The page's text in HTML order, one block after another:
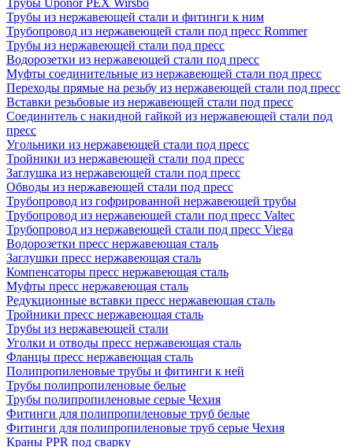
Трубы из нержавеющей стали и фитинги к ним
Трубопровод из нержавеющей стали под пресс Rommer
Трубы из нержавеющей стали под пресс
Водорозетки из нержавеющей стали под пресс
Муфты соединительные из нержавеющей стали под пресс
Переходы прямые на резьбу из нержавеющей стали под пресс
Вставки резьбовые из нержавеющей стали под пресс
Соединитель с накидной гайкой из нержавеющей стали под
пресс
Угольники из нержавеющей стали под пресс
Тройники из нержавеющей стали под пресс
Заглушка из нержавеющей стали под пресс
Обводы из нержавеющей стали под пресс
Трубопровод из гофрированной нержавеющей трубы
Трубопровод из нержавеющей стали под пресс Valtec
Трубопровод из нержавеющей стали под пресс Viega
Водорозетки пресс нержавеющая сталь
Заглушки пресс нержавеющая сталь
Компенсаторы пресс нержавеющая сталь
Муфты пресс нержавеющая сталь
Редукционные вставки пресс нержавеющая сталь
Тройники пресс нержавеющая сталь
Трубы из нержавеющей стали
Уголки и отводы пресс нержавеющая сталь
Фланцы пресс нержавеющая сталь
Полипропиленовые трубы и фитинги к ней
Трубы полипропиленовые белые
Трубы полипропиленовые серые Чехия
Фитинги для полипропиленовые труб белые
Фитинги для полипропиленовые труб серые Чехия
Краны PPR под сварку